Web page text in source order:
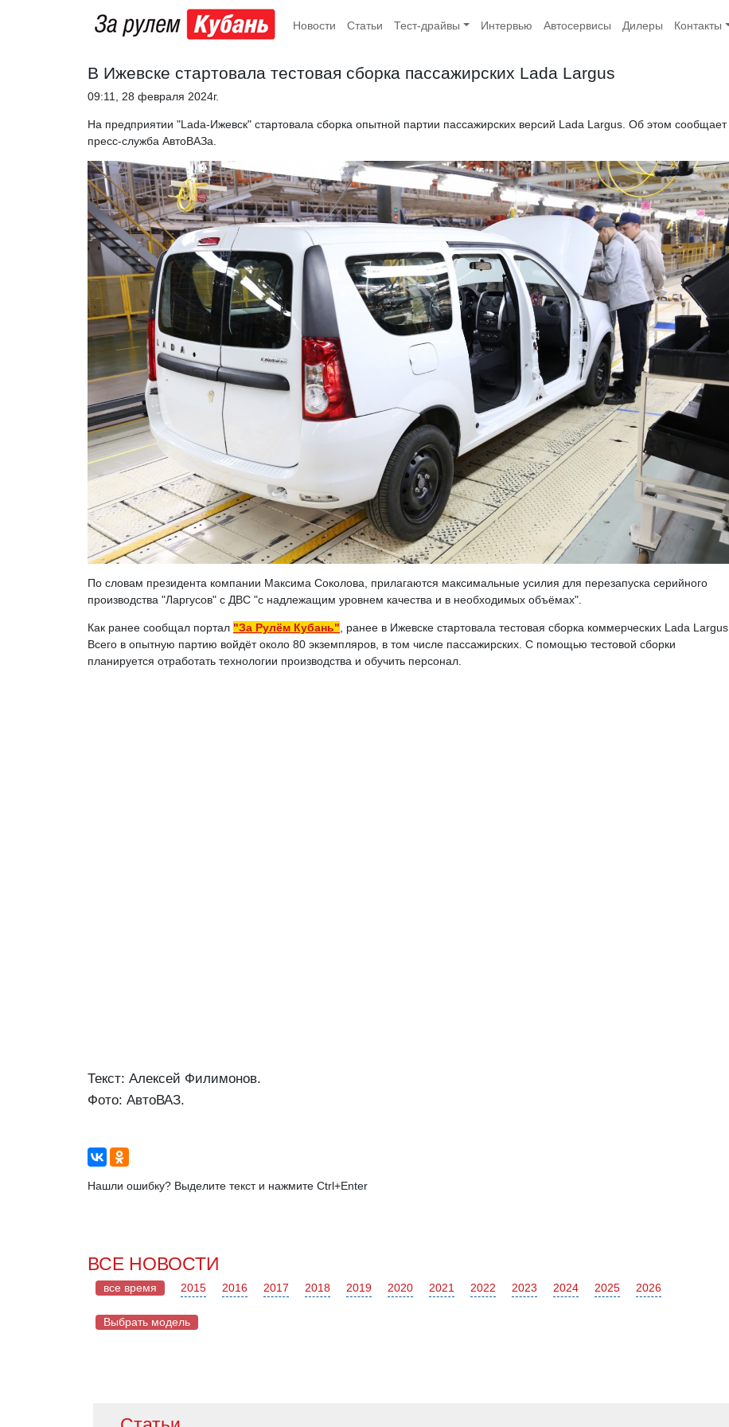
Новости Статьи Тест-драйвы Интервью Автосервисы Дилеры Контакты
В Ижевске стартовала тестовая сборка пассажирских Lada Largus
09:11, 28 февраля 2024г.
На предприятии "Lada-Ижевск" стартовала сборка опытной партии пассажирских версий Lada Largus. Об этом сообщает
пресс-служба АвтоВАЗа.
По словам президента компании Максима Соколова, прилагаются максимальные усилия для перезапуска серийного
производства "Ларгусов" с ДВС "с надлежащим уровнем качества и в необходимых объёмах".
Как ранее сообщал портал "За Рулём Кубань" , ранее в Ижевске стартовала тестовая сборка коммерческих Lada Largus.
Всего в опытную партию войдёт около 80 экземпляров, в том числе пассажирских. С помощью тестовой сборки
планируется отработать технологии производства и обучить персонал.
Текст: Алексей Филимонов.
Фото: АвтоВАЗ.
Нашли ошибку? Выделите текст и нажмите Ctrl+Enter
ВСЕ НОВОСТИ
все время 2015 2016 2017 2018 2019 2020 2021 2022 2023 2024 2025 2026
Выбрать модель
Acura